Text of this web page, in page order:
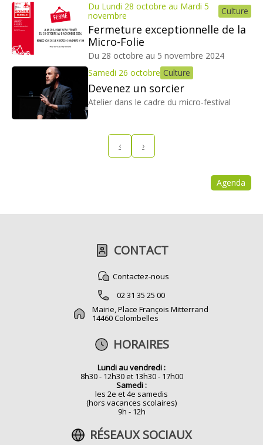
Du Lundi 28 octobre au Mardi 5
novembre
Culture
Fermeture exceptionnelle de la
Micro-Folie
Du 28 octobre au 5 novembre 2024
Samedi 26 octobre Culture
Devenez un sorcier
Atelier dans le cadre du micro-festival
‹ ›
Agenda
CONTACT
Contactez-nous
02 31 35 25 00
Mairie, Place François Mitterrand
14460 Colombelles
HORAIRES
Lundi au vendredi :
8h30 - 12h30 et 13h30 - 17h00
Samedi :
les 2e et 4e samedis
(hors vacances scolaires)
9h - 12h
RÉSEAUX SOCIAUX